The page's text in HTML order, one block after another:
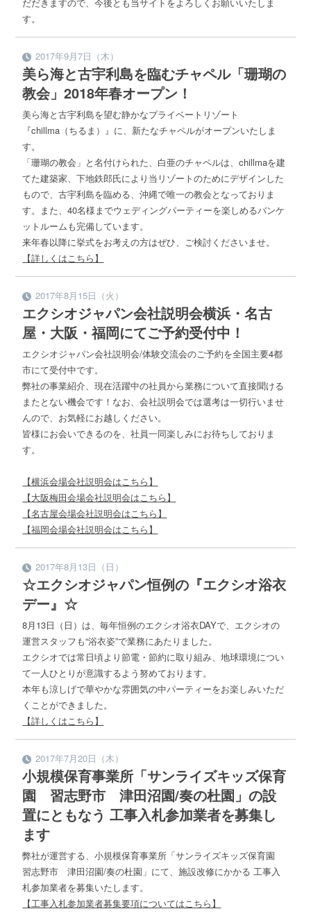
す。
2017年9月7日（木）
美ら海と古宇利島を臨むチャペル「珊瑚の
教会」2018年春オープン！
美ら海と古宇利島を望む静かなプライベートリゾート
『chillma（ちるま）』に、新たなチャペルがオープンいたしま
す。
「珊瑚の教会」と名付けられた、白亜のチャペルは、chillmaを建
てた建築家、下地鉄郎氏により当リゾートのためにデザインした
もので、古宇利島を臨める、沖縄で唯一の教会となっておりま
す。また、40名様までウェディングパーティーを楽しめるバンケ
ットルームも完備しています。
来年春以降に挙式をお考えの方はぜひ、ご検討くださいませ。
【詳しくはこちら】
2017年8月15日（火）
エクシオジャパン会社説明会横浜・名古
屋・大阪・福岡にてご予約受付中！
エクシオジャパン会社説明会/体験交流会のご予約を全国主要4都
市にて受付中です。
弊社の事業紹介、現在活躍中の社員から業務について直接聞ける
またとない機会です！なお、会社説明会では選考は一切行いませ
んので、お気軽にお越しください。
皆様にお会いできるのを、社員一同楽しみにお待ちしておりま
す。
【横浜会場会社説明会はこちら】
【大阪梅田会場会社説明会はこちら】
【名古屋会場会社説明会はこちら】
【福岡会場会社説明会はこちら】
2017年8月13日（日）
☆エクシオジャパン恒例の『エクシオ浴衣
デー』☆
8月13日（日）は、毎年恒例のエクシオ浴衣DAYで、エクシオの
運営スタッフも“浴衣姿”で業務にあたりました。
エクシオでは常日頃より節電・節約に取り組み、地球環境につい
て一人ひとりが意識するよう努めております。
本年も涼しげで華やかな雰囲気の中パーティーをお楽しみいただ
くことができました。
【詳しくはこちら】
2017年7月20日（木）
小規模保育事業所「サンライズキッズ保育
園 習志野市 津田沼園/奏の杜園」の設
置にともなう 工事入札参加業者を募集し
ます
弊社が運営する、小規模保育事業所「サンライズキッズ保育園
習志野市 津田沼園/奏の杜園」にて、施設改修にかかる 工事入
札参加業者を募集いたします。
【工事入札参加業者募集要項についてはこちら】